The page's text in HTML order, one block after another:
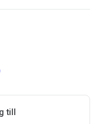
till